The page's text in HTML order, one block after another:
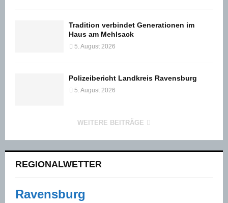
Tradition verbindet Generationen im
Haus am Mehlsack
5. August 2026
Polizeibericht Landkreis Ravensburg
5. August 2026
WEITERE BEITRÄGE
REGIONALWETTER
Ravensburg